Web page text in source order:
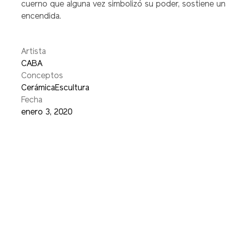
cuerno que alguna vez simbolizó su poder, sostiene
encendida.
Artista
CABA
Conceptos
CerámicaEscultura
Fecha
enero 3, 2020